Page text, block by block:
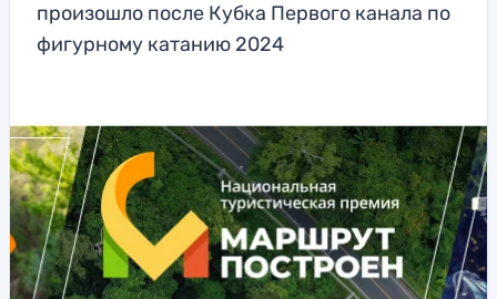
произошло после Кубка Первого канала по
фигурному катанию 2024